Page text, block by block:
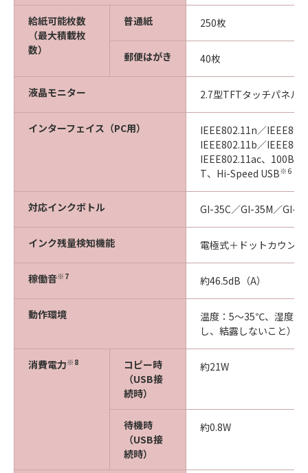
給紙可能枚数
（最大積載枚
数）
普通紙 250枚
郵便はがき 40枚
液晶モニター 2.7型TFTタッチパネル
インターフェイス（PC用）
IEEE802.11n／
IEEE802.11b／
IEEE802.11ac、
T、Hi-Speed USB※6
対応インクボトル GI-35C／GI-35M／GI-
インク残量検知機能 電極式＋ドットカウン
稼働音※7 約46.5dB（A）
動作環境
温度：5～35℃、湿度：
し、結露しないこと）
消費電力※8
コピー時
（USB接
続時）
約21W
待機時
（USB接
続時）
約0.8W